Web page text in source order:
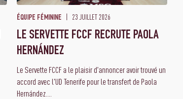
ÉQUIPE FÉMININE 23 JUILLET 2026
LE SERVETTE FCCF RECRUTE PAOLA
HERNÁNDEZ
Le Servette FCCF a le plaisir d'annoncer avoir trouvé un
accord avec l'UD Tenerife pour le transfert de Paola
Hernández....